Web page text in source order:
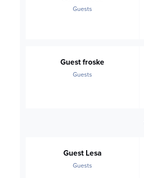
Guests
Guest froske
Guests
Guest Lesa
Guests